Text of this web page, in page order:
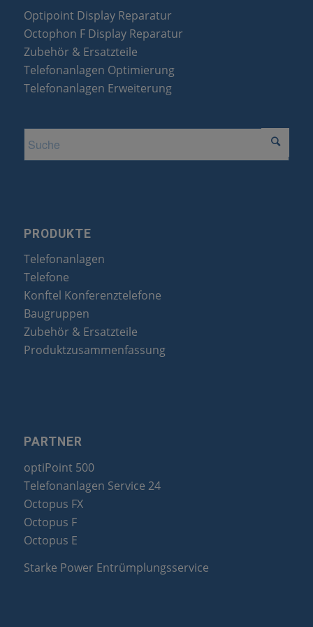
Optipoint Display Reparatur
Octophon F Display Reparatur
Zubehör & Ersatzteile
Telefonanlagen Optimierung
Telefonanlagen Erweiterung
PRODUKTE
Telefonanlagen
Telefone
Konftel Konferenztelefone
Baugruppen
Zubehör & Ersatzteile
Produktzusammenfassung
PARTNER
optiPoint 500
Telefonanlagen Service 24
Octopus FX
Octopus F
Octopus E
Starke Power Entrümplungsservice